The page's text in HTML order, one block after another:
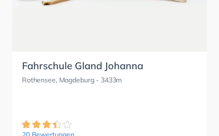
Fahrschule Gland Johanna
Rothensee, Magdeburg- 3433m